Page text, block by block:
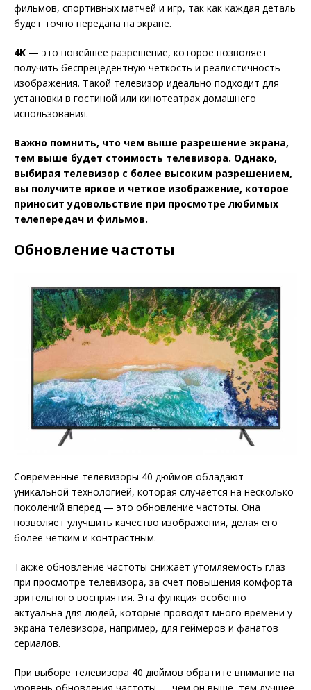
фильмов, спортивных матчей и игр, так как каждая деталь
будет точно передана на экране.
4K — это новейшее разрешение, которое позволяет
получить беспрецедентную четкость и реалистичность
изображения. Такой телевизор идеально подходит для
установки в гостиной или кинотеатрах домашнего
использования.
Важно помнить, что чем выше разрешение экрана,
тем выше будет стоимость телевизора. Однако,
выбирая телевизор с более высоким разрешением,
вы получите яркое и четкое изображение, которое
приносит удовольствие при просмотре любимых
телепередач и фильмов.
Обновление частоты
Современные телевизоры 40 дюймов обладают
уникальной технологией, которая случается на несколько
поколений вперед — это обновление частоты. Она
позволяет улучшить качество изображения, делая его
более четким и контрастным.
Также обновление частоты снижает утомляемость глаз
при просмотре телевизора, за счет повышения комфорта
зрительного восприятия. Эта функция особенно
актуальна для людей, которые проводят много времени у
экрана телевизора, например, для геймеров и фанатов
сериалов.
При выборе телевизора 40 дюймов обратите внимание на